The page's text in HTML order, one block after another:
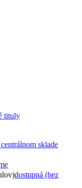
tituly
sklade
dostupná (bez